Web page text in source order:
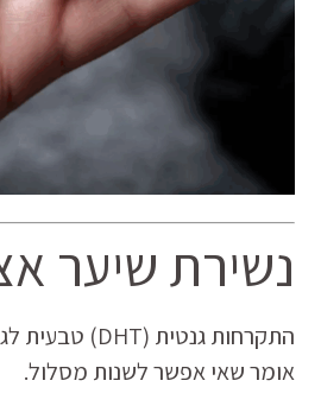
נשירת שיער
התקרחות גנטית (DHT) טבעית לגברים אבל זה
אומר שאי אפשר לשנות מסלול.